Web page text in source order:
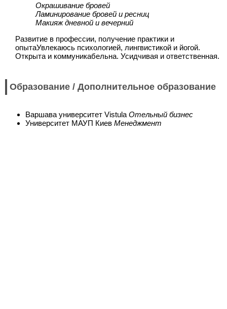
Окрашивание бровей
Ламинирование бровей и ресниц
Макияж дневной и вечерний
Развитие в профессии, получение практики и
опытаУвлекаюсь психологией, лингвистикой и йогой.
Открыта и коммуникабельна. Усидчивая и ответственная.
Образование / Дополнительное образование
Варшава университет Vistula Отельный бизнес
Университет МАУП Киев Менеджмент